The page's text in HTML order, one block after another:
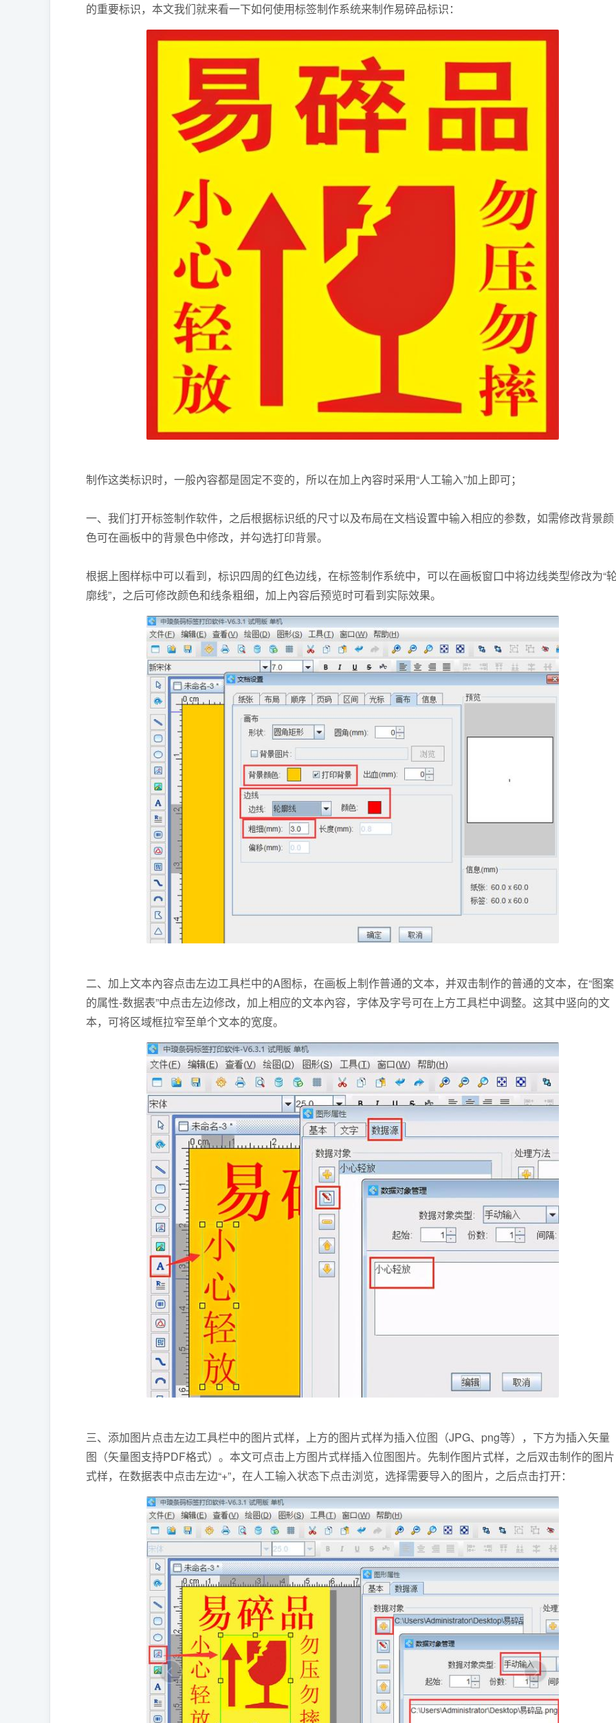
的重要标识，本文我们就来看一下如何使用标签制作系统来制作易碎品标识：
制作这类标识时，一般內容都是固定不变的，所以在加上內容时采用“人工输入”加上即可；
一、我们打开标签制作软件，之后根据标识纸的尺寸以及布局在文档设置中输入相应的参数，如需修改背景颜
色可在画板中的背景色中修改，并勾选打印背景。
根据上图样标中可以看到，标识四周的红色边线，在标签制作系统中，可以在画板窗口中将边线类型修改为“
廓线”，之后可修改颜色和线条粗细，加上內容后预览时可看到实际效果。
二、加上文本內容点击左边工具栏中的A图标，在画板上制作普通的文本，并双击制作的普通的文本，在“图案
的属性-数据表”中点击左边修改，加上相应的文本內容，字体及字号可在上方工具栏中调整。这其中竖向的文
本，可将区域框拉窄至单个文本的宽度。
三、添加图片点击左边工具栏中的图片式样，上方的图片式样为插入位图（JPG、png等），下方为插入矢量
图（矢量图支持PDF格式）。本文可点击上方图片式样插入位图图片。先制作图片式样，之后双击制作的图片
式样，在数据表中点击左边“+”，在人工输入状态下点击浏览，选择需要导入的图片，之后点击打开：